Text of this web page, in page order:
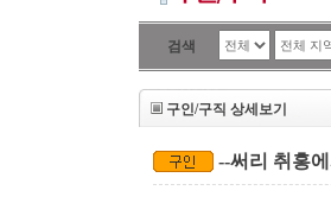
검색
구인/구직 상세보기
--써리 취홍